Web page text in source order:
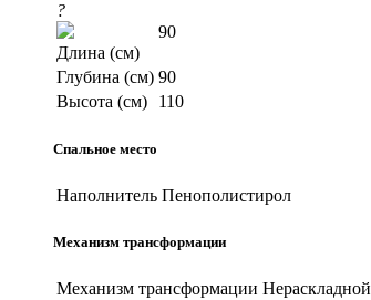
?
Длина (см)
90
Глубина (см) 90
Высота (см)
110
Спальное место
Наполнитель Пенополистирол
Механизм трансформации
Механизм трансформации Нераскладной